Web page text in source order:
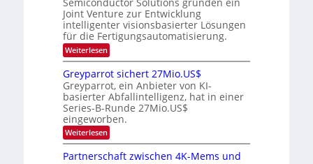
n
d
s
t
e
n
H
a
l
b
j
a
h
r
m
t
i
n
d
e
D
A
C
H
-
I
n
d
u
K
u
r
s
v
o
n
P
h
o
t
o
n
i
c
s
Joint Venture zur Entwicklung
intelligenter visionsbasierter Lösungen
für die Fertigungsautomatisierung.
Weiterlesen:
M
t
s
u
b
i
s
h
i
E
Greyparrot sichert 27Mio.US$
Greyparrot, ein Anbieter von KI-
basierter Abfallintelligenz, hat in einer
Series-B-Runde 27Mio.US$
eingeworben.
Weiterlesen:
G
r
e
Partnerschaft zwischen 4K-Mems und